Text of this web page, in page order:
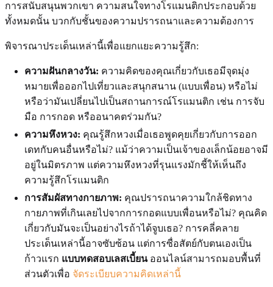
การสนับสนุนพวกเขา ความสนใจทางโรแมนติกประกอบด้วย
ทั้งหมดนั้น บวกกับชั้นของความปรารถนาและความต้องการ
พิจารณาประเด็นเหล่านี้เพื่อแยกแยะความรู้สึก:
ความฝันกลางวัน: ความคิดของคุณเกี่ยวกับเธอมีจุดมุ่ง
หมายเพื่อออกไปเที่ยวและสนุกสนาน (แบบเพื่อน) หรือไม่
หรือว่ามันเปลี่ยนไปเป็นสถานการณ์โรแมนติก เช่น การจับ
มือ การกอด หรืออนาคตร่วมกัน?
ความหึงหวง: คุณรู้สึกหวงเมื่อเธอพูดคุยเกี่ยวกับการออก
เดทกับคนอื่นหรือไม่? แม้ว่าความเป็นเจ้าของเล็กน้อยอาจมี
อยู่ในมิตรภาพ แต่ความหึงหวงที่รุนแรงมักชี้ให้เห็นถึง
ความรู้สึกโรแมนติก
การสัมผัสทางกายภาพ: คุณปรารถนาความใกล้ชิดทาง
กายภาพที่เกินเลยไปจากการกอดแบบเพื่อนหรือไม่? คุณคิด
เกี่ยวกับมันจะเป็นอย่างไรถ้าได้จูบเธอ? การคลี่คลาย
ประเด็นเหล่านี้อาจซับซ้อน แต่การซื่อสัตย์กับตนเองเป็น
ก้าวแรก แบบทดสอบเลสเบี้ยนออนไลน์สามารถมอบพื้นที่
ส่วนตัวเพื่อ จัดระเบียบความคิดเหล่านี้